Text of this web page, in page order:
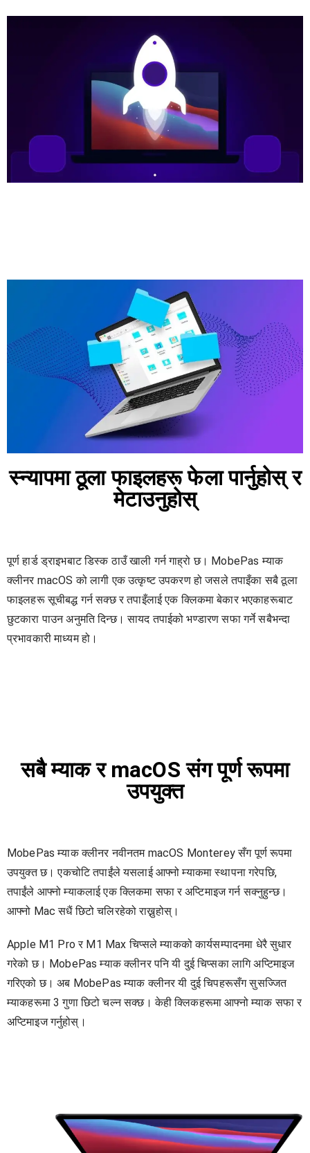
स्न्यापमा ठूला फाइलहरू फेला पार्नुहोस् र
मेटाउनुहोस्
पूर्ण हार्ड ड्राइभबाट डिस्क ठाउँ खाली गर्न गाह्रो छ। MobePas म्याक
क्लीनर macOS को लागी एक उत्कृष्ट उपकरण हो जसले तपाइँका सबै ठूला
फाइलहरू सूचीबद्ध गर्न सक्छ र तपाइँलाई एक क्लिकमा बेकार भएकाहरूबाट
छुटकारा पाउन अनुमति दिन्छ। सायद तपाईको भण्डारण सफा गर्ने सबैभन्दा
प्रभावकारी माध्यम हो।
सबै म्याक र macOS संग पूर्ण रूपमा
उपयुक्त
MobePas म्याक क्लीनर नवीनतम macOS Monterey सँग पूर्ण रूपमा
उपयुक्त छ। एकचोटि तपाईंले यसलाई आफ्नो म्याकमा स्थापना गरेपछि,
तपाईंले आफ्नो म्याकलाई एक क्लिकमा सफा र अप्टिमाइज गर्न सक्नुहुन्छ।
आफ्नो Mac सधैं छिटो चलिरहेको राख्नुहोस्।
Apple M1 Pro र M1 Max चिप्सले म्याकको कार्यसम्पादनमा धेरै सुधार
गरेको छ। MobePas म्याक क्लीनर पनि यी दुई चिप्सका लागि अप्टिमाइज
गरिएको छ। अब MobePas म्याक क्लीनर यी दुई चिपहरूसँग सुसज्जित
म्याकहरूमा 3 गुणा छिटो चल्न सक्छ। केही क्लिकहरूमा आफ्नो म्याक सफा र
अप्टिमाइज गर्नुहोस्।